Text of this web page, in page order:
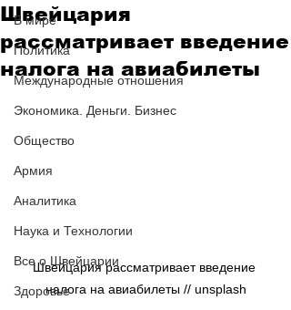
В мире
Политика
Международные отношения
Экономика. Деньги. Бизнес
Общество
Армия
Аналитика
Наука и Технологии
Все о Швейцарии
Здоровье
Швейцария
рассматривает введение
налога на авиабилеты
Швейцария рассматривает введение
налога на авиабилеты // unsplash